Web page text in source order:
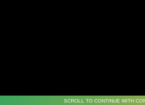
SCROLL TO CONTINUE WITH